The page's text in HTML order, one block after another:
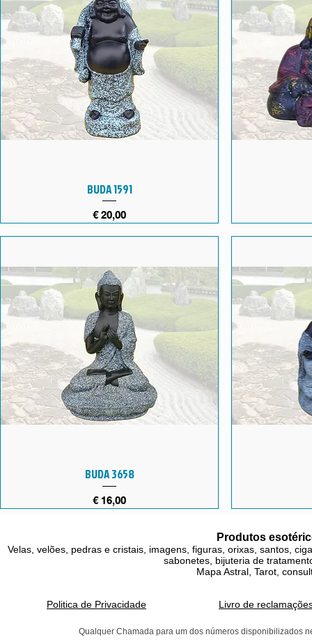
BUDA 1591
Preço
€ 20,00
BUDA 3658
Preço
€ 16,00
Produtos
Velas, velões, pedras e cristais, imagens, figuras, orixas, santos,
sabonetes, bijuteria de
Mapa Astral, Tarot,
Politica de Privacidade Livro de
Qualquer Chamada para um dos números disponibilizados